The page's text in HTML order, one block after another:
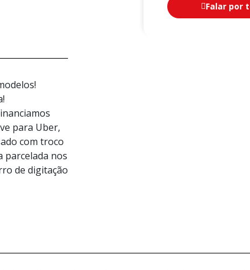
para Uber,
com troco
parcelada nos
de digitação
Falar por